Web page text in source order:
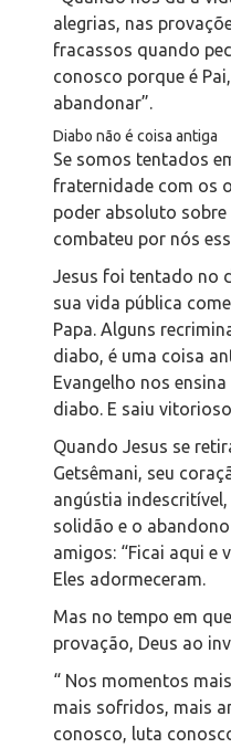
alegrias, nas
fracassos quando
conosco porque é
abandonar”.
Diabo não é coisa antiga
Se somos tentados
fraternidade com os
poder absoluto
combateu por nós
Jesus foi tentado no
sua vida pública
Papa. Alguns
diabo, é uma coisa
Evangelho nos
diabo. E saiu
Quando Jesus se
Getsêmani, seu
angústia indescritível,
solidão e o
amigos: “Ficai aqui e
Eles adormeceram.
Mas no tempo em
provação, Deus ao
“ Nos momentos
mais sofridos, mais
conosco, luta